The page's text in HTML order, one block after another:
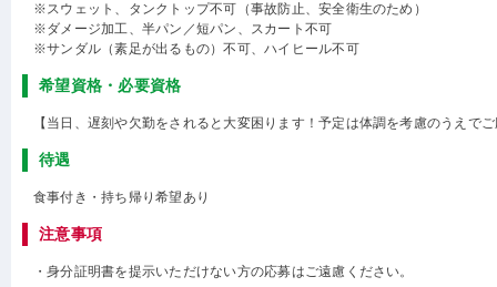
※スウェット、タンクトップ不可（事故防止、安全衛生のため）
※ダメージ加工、半パン／短パン、スカート不可
※サンダル（素足が出るもの）不可、ハイヒール不可
希望資格・必要資格
【当日、遅刻や欠勤をされると大変困ります！予定は体調を考慮のうえで
待遇
食事付き・持ち帰り希望あり
注意事項
・身分証明書を提示いただけない方の応募はご遠慮ください。